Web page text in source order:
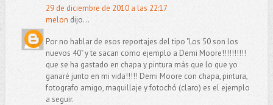
29 de diciembre de 2010 a las 22:17
melon dijo...
Por no hablar de esos reportajes del tipo "Los 50 son los
nuevos 40" y te sacan como ejemplo a Demi Moore!!!!!!!!!!
que se ha gastado en chapa y pintura más que lo que yo
ganaré junto en mi vida!!!!! Demi Moore con chapa, pintura,
fotografo amigo, maquillaje y fotochó (claro) es el ejemplo
a seguir.